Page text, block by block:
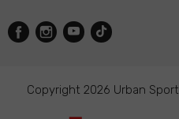
Copyright 2026 Urban Sport